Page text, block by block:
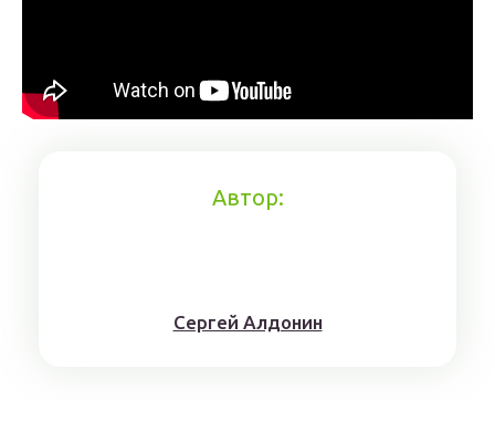
Автор:
Сергей Алдонин